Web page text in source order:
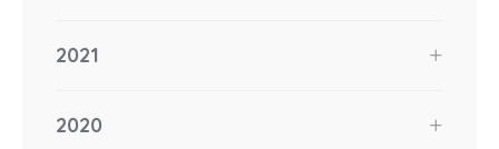
2021
2020